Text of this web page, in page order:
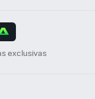
exclusivas